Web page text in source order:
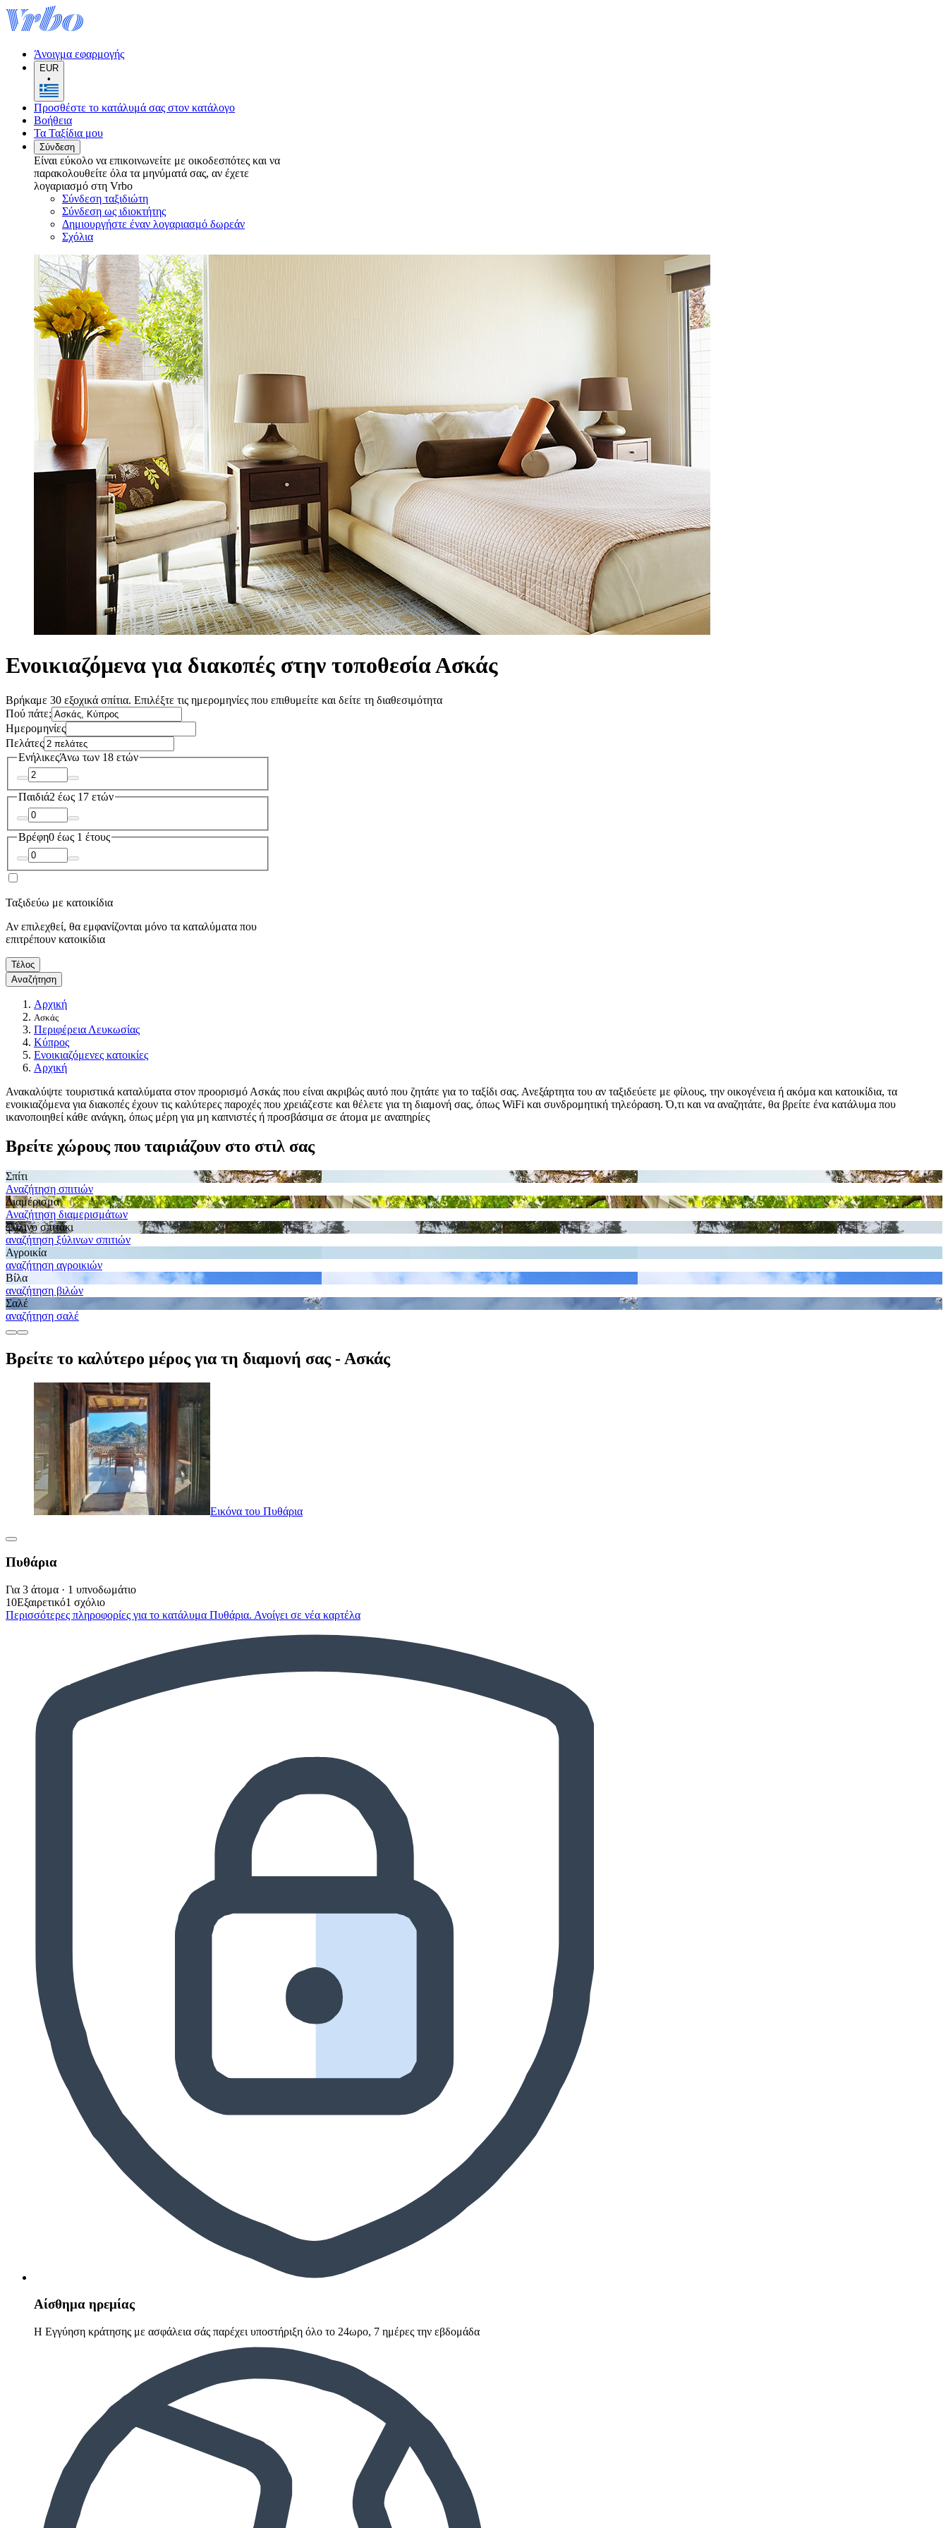
Άνοιγμα εφαρμογής
EUR
•
Προσθέστε το κατάλυμά σας στον κατάλογο
Βοήθεια
Τα Ταξίδια μου
Σύνδεση
Είναι εύκολο να επικοινωνείτε με οικοδεσπότες και να
παρακολουθείτε όλα τα μηνύματά σας, αν έχετε
λογαριασμό στη Vrbo
Σύνδεση ταξιδιώτη
Σύνδεση ως ιδιοκτήτης
Δημιουργήστε έναν λογαριασμό δωρεάν
Σχόλια
Ενοικιαζόμενα για διακοπές στην τοποθεσία Ασκάς
Βρήκαμε 30 εξοχικά σπίτια. Επιλέξτε τις ημερομηνίες που επιθυμείτε και δείτε τη διαθεσιμότητα
Πού πάτε;
Ημερομηνίες
Πελάτες
ΕνήλικεςΆνω των 18 ετών
Παιδιά2 έως 17 ετών
Βρέφη0 έως 1 έτους
Ταξιδεύω με κατοικίδια
Αν επιλεχθεί, θα εμφανίζονται μόνο τα καταλύματα που
επιτρέπουν κατοικίδια
Τέλος
Αναζήτηση
Αρχική
Ασκάς
Περιφέρεια Λευκωσίας
Κύπρος
Ενοικιαζόμενες κατοικίες
Αρχική
Ανακαλύψτε τουριστικά καταλύματα στον προορισμό Ασκάς που είναι ακριβώς αυτό που ζητάτε για το ταξίδι σας. Ανεξάρτητα του αν ταξιδεύετε με φίλους, την οικογένεια ή ακόμα και κατοικίδια, τα
ενοικιαζόμενα για διακοπές έχουν τις καλύτερες παροχές που χρειάζεστε και θέλετε για τη διαμονή σας, όπως WiFi και συνδρομητική τηλεόραση. Ό,τι και να αναζητάτε, θα βρείτε ένα κατάλυμα που
ικανοποιηθεί κάθε ανάγκη, όπως μέρη για μη καπνιστές ή προσβάσιμα σε άτομα με αναπηρίες
Βρείτε χώρους που ταιριάζουν στο στιλ σας
Σπίτι
Αναζήτηση σπιτιών
Διαμέρισμα
Αναζήτηση διαμερισμάτων
Ξύλινο σπιτάκι
αναζήτηση ξύλινων σπιτιών
Αγροικία
αναζήτηση αγροικιών
Βίλα
αναζήτηση βιλών
Σαλέ
αναζήτηση σαλέ
Βρείτε το καλύτερο μέρος για τη διαμονή σας - Ασκάς
Εικόνα του Πυθάρια
Πυθάρια
Για 3 άτομα · 1 υπνοδωμάτιο
10Εξαιρετικό1 σχόλιο
Περισσότερες πληροφορίες για το κατάλυμα Πυθάρια. Ανοίγει σε νέα καρτέλα
Αίσθημα ηρεμίας
Η Εγγύηση κράτησης με ασφάλεια σάς παρέχει υποστήριξη όλο το 24ωρο, 7 ημέρες την εβδομάδα